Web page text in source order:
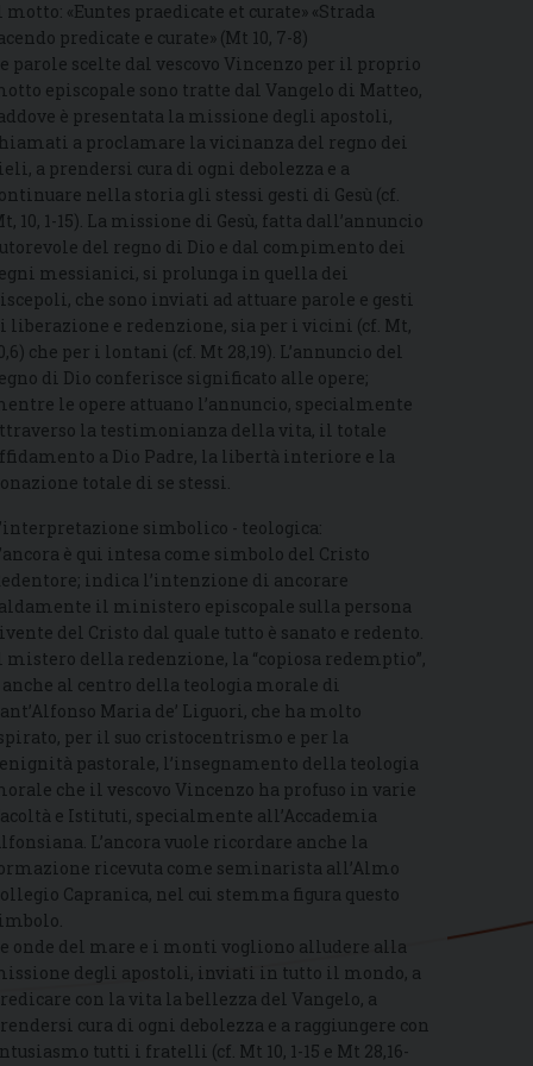
motto: «Euntes praedicate et curate» «Strada
predicate e curate» (Mt 10, 7-8)
parole scelte dal vescovo Vincenzo per il proprio
episcopale sono tratte dal Vangelo di Matteo,
è presentata la missione degli apostoli,
a proclamare la vicinanza del regno dei
a prendersi cura di ogni debolezza e a
nella storia gli stessi gesti di Gesù (cf.
10, 1-15). La missione di Gesù, fatta dall’annuncio
del regno di Dio e dal compimento dei
messianici, si prolunga in quella dei
che sono inviati ad attuare parole e gesti
liberazione e redenzione, sia per i vicini (cf. Mt,
che per i lontani (cf. Mt 28,19). L’annuncio del
di Dio conferisce significato alle opere;
le opere attuano l’annuncio, specialmente
la testimonianza della vita, il totale
a Dio Padre, la libertà interiore e la
totale di se stessi.
simbolico - teologica:
è qui intesa come simbolo del Cristo
indica l’intenzione di ancorare
il ministero episcopale sulla persona
del Cristo dal quale tutto è sanato e redento.
mistero della redenzione, la “copiosa redemptio”,
anche al centro della teologia morale di
Maria de’ Liguori, che ha molto
per il suo cristocentrismo e per la
pastorale, l’insegnamento della teologia
che il vescovo Vincenzo ha profuso in varie
e Istituti, specialmente all’Accademia
L’ancora vuole ricordare anche la
ricevuta come seminarista all’Almo
Capranica, nel cui stemma figura questo
onde del mare e i monti vogliono alludere alla
degli apostoli, inviati in tutto il mondo, a
con la vita la bellezza del Vangelo, a
cura di ogni debolezza e a raggiungere con
tutti i fratelli (cf. Mt 10, 1-15 e Mt 28,16-